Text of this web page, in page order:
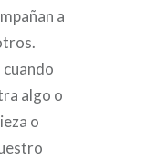
a
algo o
o